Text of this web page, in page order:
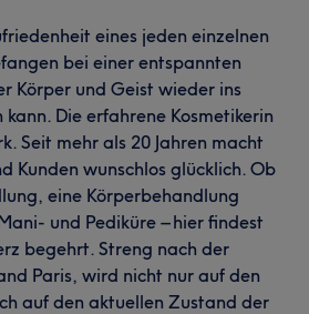
eines jeden einzelnen
bei einer entspannten
Körper und Geist wieder ins
Die erfahrene Kosmetikerin
Seit mehr als 20 Jahren macht
Kunden wunschlos glücklich. Ob
eine Körperbehandlung
und Pediküre – hier findest
begehrt. Streng nach der
Paris, wird nicht nur auf den
auf den aktuellen Zustand der